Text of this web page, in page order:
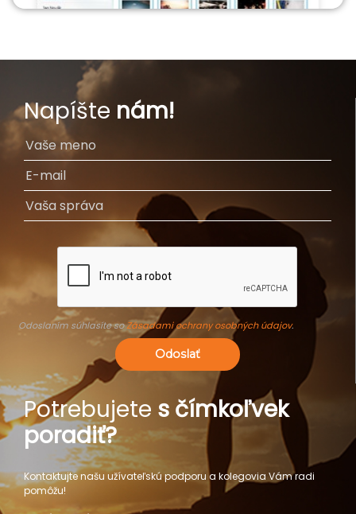
Napíšte nám!
Odoslaním súhlasíte soZásadami ochrany osobných údajov.
Odoslať
Potrebujete s čímkoľvek
poradiť?
Kontaktujte našu užívateľskú podporu a kolegovia Vám radi
pomôžu!